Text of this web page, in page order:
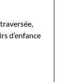
d’enfance